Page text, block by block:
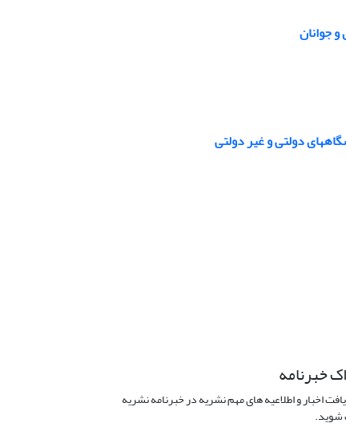
جوانان
دولتی و غیر دولتی
خبرنامه
اخبار و اطلاعیه های مهم نشریه در خبرنامه نشریه